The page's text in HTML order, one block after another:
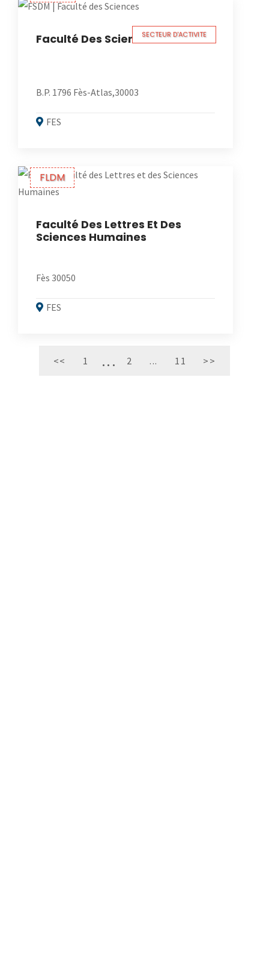
Faculté Des Sciences
B.P. 1796 Fès-Atlas,30003
FES
FLDM
SECTEUR D'ACTIVITE
Faculté Des Lettres Et Des
Sciences Humaines
Fès 30050
FES
<< 1 2 ... 11 >>